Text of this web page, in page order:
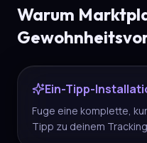
Warum
Ein-Tipp-
Fuge eine komplette,
Tipp zu deinem